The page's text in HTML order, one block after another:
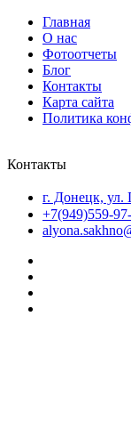
Главная
О нас
Фотоотчеты
Блог
Контакты
Карта сайта
Политика
Контакты
г. Донецк,
+7(949)559-